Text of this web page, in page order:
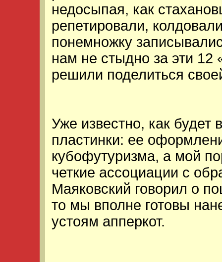
недосыпая, как
репетировали,
понемножку
нам не стыдно за эти 12
решили поделиться
Уже известно, как будет
пластинки: ее
кубофутуризма, а мой
четкие ассоциации с
Маяковский говорил о
то мы вполне готовы
устоям апперкот.